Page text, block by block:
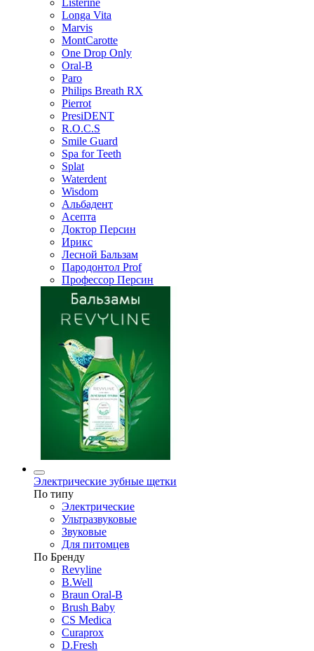
Listerine
Longa Vita
Marvis
MontCarotte
One Drop Only
Oral-B
Paro
Philips Breath RX
Pierrot
PresiDENT
R.O.C.S
Smile Guard
Spa for Teeth
Splat
Waterdent
Wisdom
Альбадент
Асепта
Доктор Персин
Ирикс
Лесной Бальзам
Пародонтол Prof
Профессор Персин
Электрические зубные щетки
По типу
Электрические
Ультразвуковые
Звуковые
Для питомцев
По Бренду
Revyline
B.Well
Braun Oral-B
Brush Baby
CS Medica
Curaprox
D.Fresh